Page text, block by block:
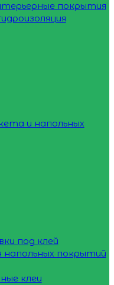
покрытия
и напольных
под клей
напольных покрытий
клеи